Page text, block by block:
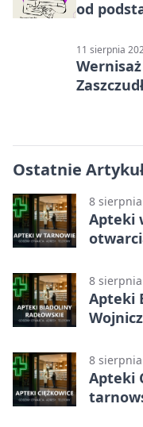
od
11 sierpnia
Ostatnie
8
Apteki
8
Apteki
8
Apteki